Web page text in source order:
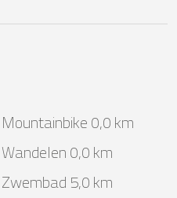
Mountainbike 0,0 km
Wandelen 0,0 km
Zwembad 5,0 km